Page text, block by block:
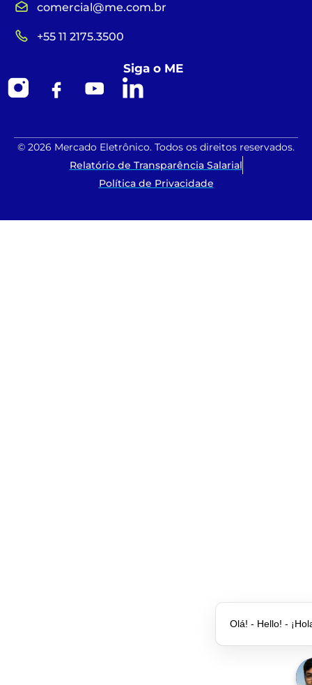
comercial@me.com.br
+55 11 2175.3500
Siga o ME
© 2026 Mercado Eletrônico. Todos os direitos reservados.
Relatório de Transparência Salarial
Política de Privacidade
Olá! - Hello! -